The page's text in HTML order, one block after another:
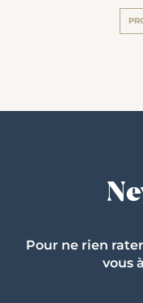
Pour ne rien
vous